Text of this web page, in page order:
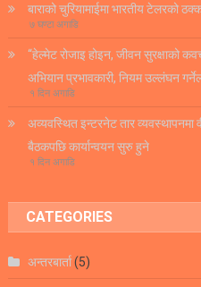
बाराको चुरियामाईमा भारतीय टेलरको
७ घण्टा अगाडि
“हेल्मेट रोजाइ होइन, जीवन सुरक्षाको
अभियान प्रभावकारी, नियम उल्लंघन
१ दिन अगाडि
अव्यवस्थित इन्टरनेट तार व्यवस्थापनमा
बैठकपछि कार्यान्वयन सुरु हुने
१ दिन अगाडि
CATEGORIES
अन्तरबार्ता(5)